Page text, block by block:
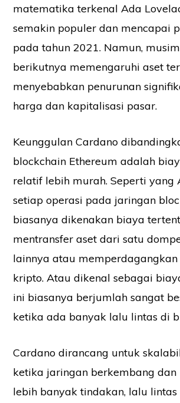
matematika terkenal Ada
semakin populer dan mencapai
pada tahun 2021. Namun,
berikutnya memengaruhi aset
menyebabkan penurunan
harga dan kapitalisasi pasar.
Keunggulan Cardano
blockchain Ethereum adalah
relatif lebih murah. Seperti yang
setiap operasi pada jaringan
biasanya dikenakan biaya
mentransfer aset dari satu
lainnya atau
kripto. Atau dikenal sebagai
ini biasanya berjumlah sangat
ketika ada banyak lalu lintas di
Cardano dirancang untuk
ketika jaringan berkembang
lebih banyak tindakan, lalu